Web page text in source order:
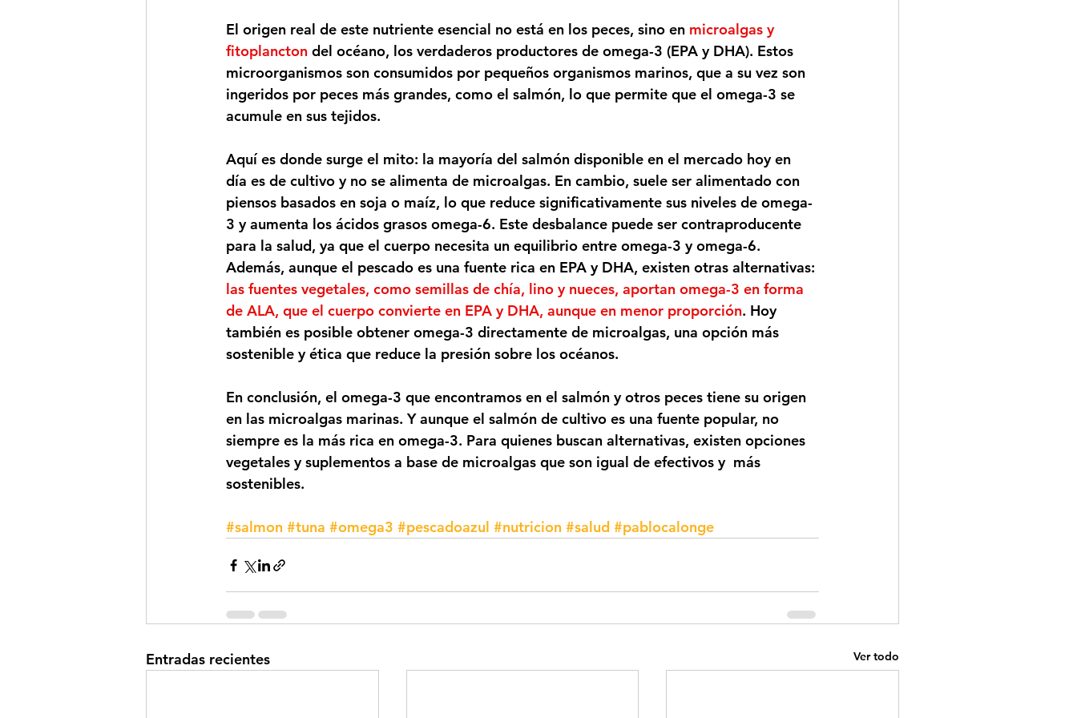
El origen real de este nutriente esencial no está en los peces, sino en microalgas y
fitoplancton del océano, los verdaderos productores de omega-3 (EPA y DHA). Estos
microorganismos son consumidos por pequeños organismos marinos, que a su vez son
ingeridos por peces más grandes, como el salmón, lo que permite que el omega-3 se
acumule en sus tejidos.
Aquí es donde surge el mito: la mayoría del salmón disponible en el mercado hoy en
día es de cultivo y no se alimenta de microalgas. En cambio, suele ser alimentado con
piensos basados en soja o maíz, lo que reduce significativamente sus niveles de omega-
3 y aumenta los ácidos grasos omega-6. Este desbalance puede ser contraproducente
para la salud, ya que el cuerpo necesita un equilibrio entre omega-3 y omega-6.
Además, aunque el pescado es una fuente rica en EPA y DHA, existen otras alternativas:
las fuentes vegetales, como semillas de chía, lino y nueces, aportan omega-3 en forma
de ALA, que el cuerpo convierte en EPA y DHA, aunque en menor proporción. Hoy
también es posible obtener omega-3 directamente de microalgas, una opción más
sostenible y ética que reduce la presión sobre los océanos.
En conclusión, el omega-3 que encontramos en el salmón y otros peces tiene su origen
en las microalgas marinas. Y aunque el salmón de cultivo es una fuente popular, no
siempre es la más rica en omega-3. Para quienes buscan alternativas, existen opciones
vegetales y suplementos a base de microalgas que son igual de efectivos y  más
sostenibles.
#salmon #tuna #omega3 #pescadoazul #nutricion #salud #pablocalonge
Entradas recientes Ver todo